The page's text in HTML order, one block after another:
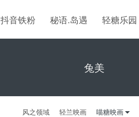
抖音铁粉 秘语.岛遇 轻糖乐园
兔美
风之领域 轻兰映画 喵糖映画